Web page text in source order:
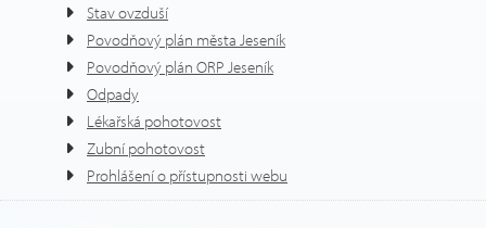
Stav ovzduší
Povodňový plán města Jeseník
Povodňový plán ORP Jeseník
Odpady
Lékařská pohotovost
Zubní pohotovost
Prohlášení o přístupnosti webu